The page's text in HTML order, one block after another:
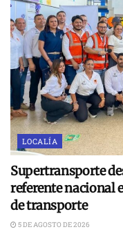
LOCALÍA
Supertransporte
referente nacional
de transporte
5 DE AGOSTO DE 2026